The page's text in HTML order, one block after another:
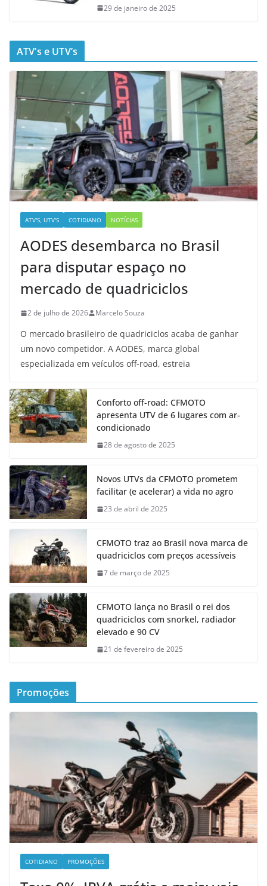
29 de janeiro de 2025
ATV’s e UTV’s
ATV'S, UTV'S COTIDIANO NOTÍCIAS
AODES desembarca no Brasil
para disputar espaço no
mercado de quadriciclos
2 de julho de 2026 Marcelo Souza
O mercado brasileiro de quadriciclos acaba de ganhar
um novo competidor. A AODES, marca global
especializada em veículos off-road, estreia
Conforto off-road: CFMOTO
apresenta UTV de 6 lugares com ar-
condicionado
28 de agosto de 2025
Novos UTVs da CFMOTO prometem
facilitar (e acelerar) a vida no agro
23 de abril de 2025
CFMOTO traz ao Brasil nova marca de
quadriciclos com preços acessíveis
7 de março de 2025
CFMOTO lança no Brasil o rei dos
quadriciclos com snorkel, radiador
elevado e 90 CV
21 de fevereiro de 2025
Promoções
COTIDIANO PROMOÇÕES